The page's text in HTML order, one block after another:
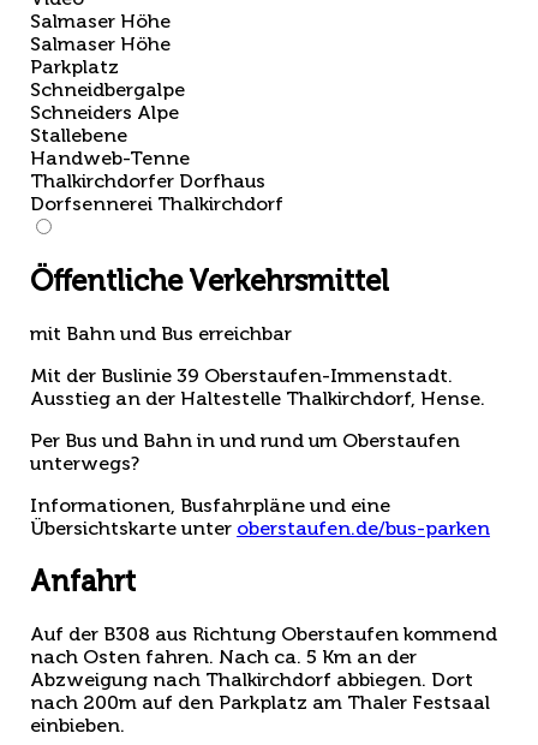
Salmaser Höhe
Salmaser Höhe
Parkplatz
Schneidbergalpe
Schneiders Alpe
Stallebene
Handweb-Tenne
Thalkirchdorfer Dorfhaus
Dorfsennerei Thalkirchdorf
Öffentliche Verkehrsmittel
mit Bahn und Bus erreichbar
Mit der Buslinie 39 Oberstaufen-Immenstadt.
Ausstieg an der Haltestelle Thalkirchdorf, Hense.
Per Bus und Bahn in und rund um Oberstaufen
unterwegs?
Informationen, Busfahrpläne und eine
Übersichtskarte unter oberstaufen.de/bus-parken
Anfahrt
Auf der B308 aus Richtung Oberstaufen kommend
nach Osten fahren. Nach ca. 5 Km an der
Abzweigung nach Thalkirchdorf abbiegen. Dort
nach 200m auf den Parkplatz am Thaler Festsaal
einbieben.